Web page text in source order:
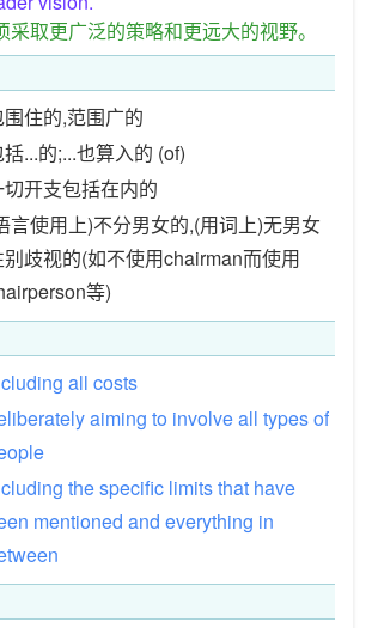
采取更广泛的策略和更远大的视野。
住的,范围广的
...的;...也算入的 (of)
开支包括在内的
言使用上)不分男女的,(用词上)无男女
歧视的(如不使用chairman而使用
等)
all costs
aiming to involveall typesof
thespecific limitsthat have
mentioned and everything in